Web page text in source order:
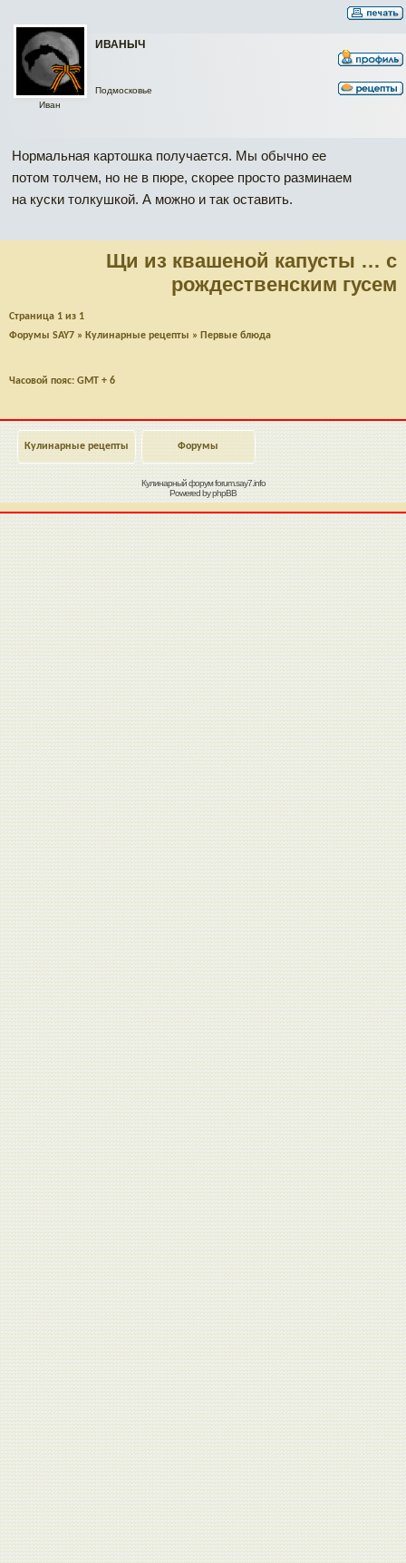
ИВАНЫЧ
Иван
Подмосковье
Нормальная картошка получается. Мы обычно ее
потом толчем, но не в пюре, скорее просто разминаем
на куски толкушкой. А можно и так оставить.
Щи из квашеной капусты … с
рождественским гусем
Страница 1 из 1
Форумы SAY7 » Кулинарные рецепты » Первые блюда
Часовой пояс: GMT + 6
Кулинарные рецепты Форумы
Кулинарный форумforum.say7.info
Powered byphpBB